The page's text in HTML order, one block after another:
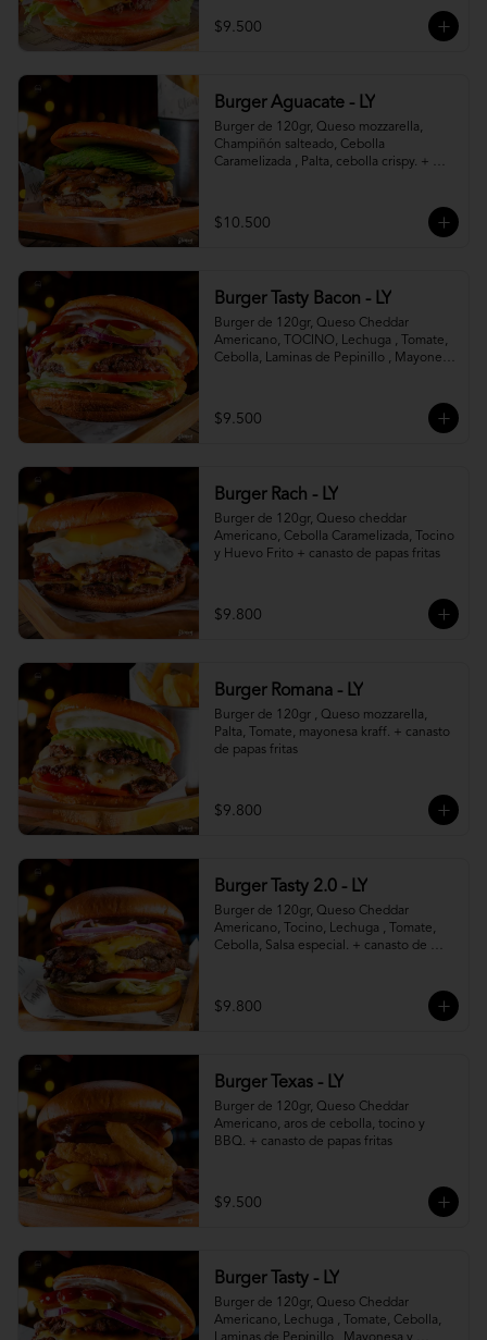
$9.500
Burger Aguacate - LY
Burger de 120gr, Queso mozzarella,
Champiñón salteado, Cebolla
Caramelizada , Palta, cebolla crispy. +
$10.500
Burger Tasty Bacon - LY
Burger de 120gr, Queso Cheddar
Americano, TOCINO, Lechuga , Tomate,
Cebolla, Laminas de Pepinillo , Mayonesa
$9.500
Burger Rach - LY
Burger de 120gr, Queso cheddar
Americano, Cebolla Caramelizada, Tocino
y Huevo Frito + canasto de papas fritas
$9.800
Burger Romana - LY
Burger de 120gr , Queso mozzarella,
Palta, Tomate, mayonesa kraff. + canasto
de papas fritas
$9.800
Burger Tasty 2.0 - LY
Burger de 120gr, Queso Cheddar
Americano, Tocino, Lechuga , Tomate,
Cebolla, Salsa especial. + canasto de
$9.800
Burger Texas - LY
Burger de 120gr, Queso Cheddar
Americano, aros de cebolla, tocino y
BBQ. + canasto de papas fritas
$9.500
Burger Tasty - LY
Burger de 120gr, Queso Cheddar
Americano, Lechuga , Tomate, Cebolla,